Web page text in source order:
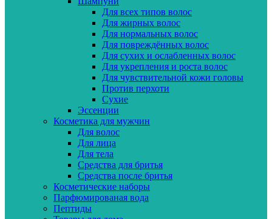
Для всех типов волос
Для жирных волос
Для нормальных волос
Для повреждённых волос
Для сухих и ослабленных волос
Для укрепления и роста волос
Для чувствительной кожи головы
Против перхоти
Сухие
Эссенции
Косметика для мужчин
Для волос
Для лица
Для тела
Средства для бритья
Средства после бритья
Косметические наборы
Парфюмированая вода
Пептиды